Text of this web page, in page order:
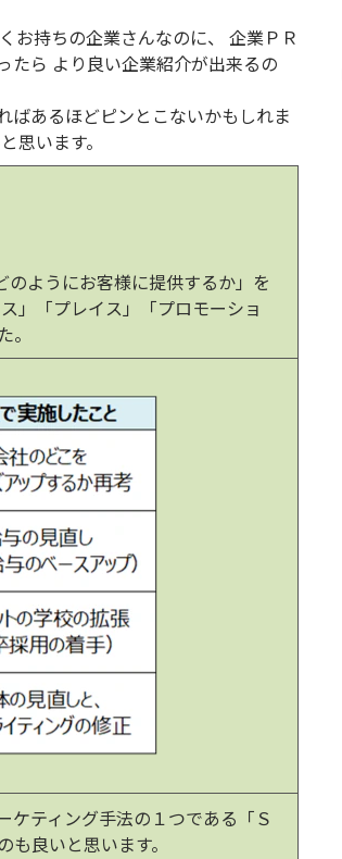
お持ちの企業さんなのに、 企業ＰＲ
たら より良い企業紹介が出来るの
ばあるほどピンとこないかもしれま
思います。
のようにお客様に提供するか」を
」「プレイス」「プロモーショ
ケティング手法の１つである「Ｓ
良いと思います。